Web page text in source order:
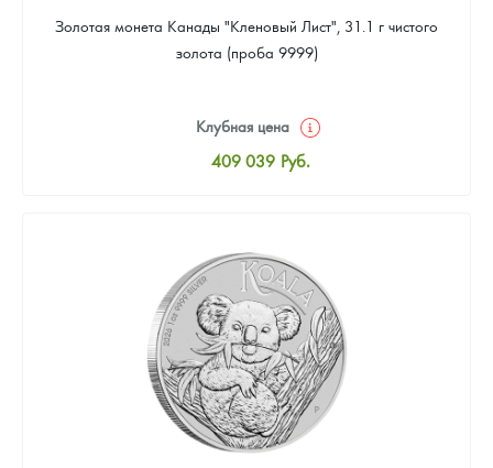
Золотая монета Канады "Кленовый Лист", 31.1 г чистого
золота (проба 9999)
Клубная цена
409 039 Руб.
Цена выкупа
384 869 Руб.